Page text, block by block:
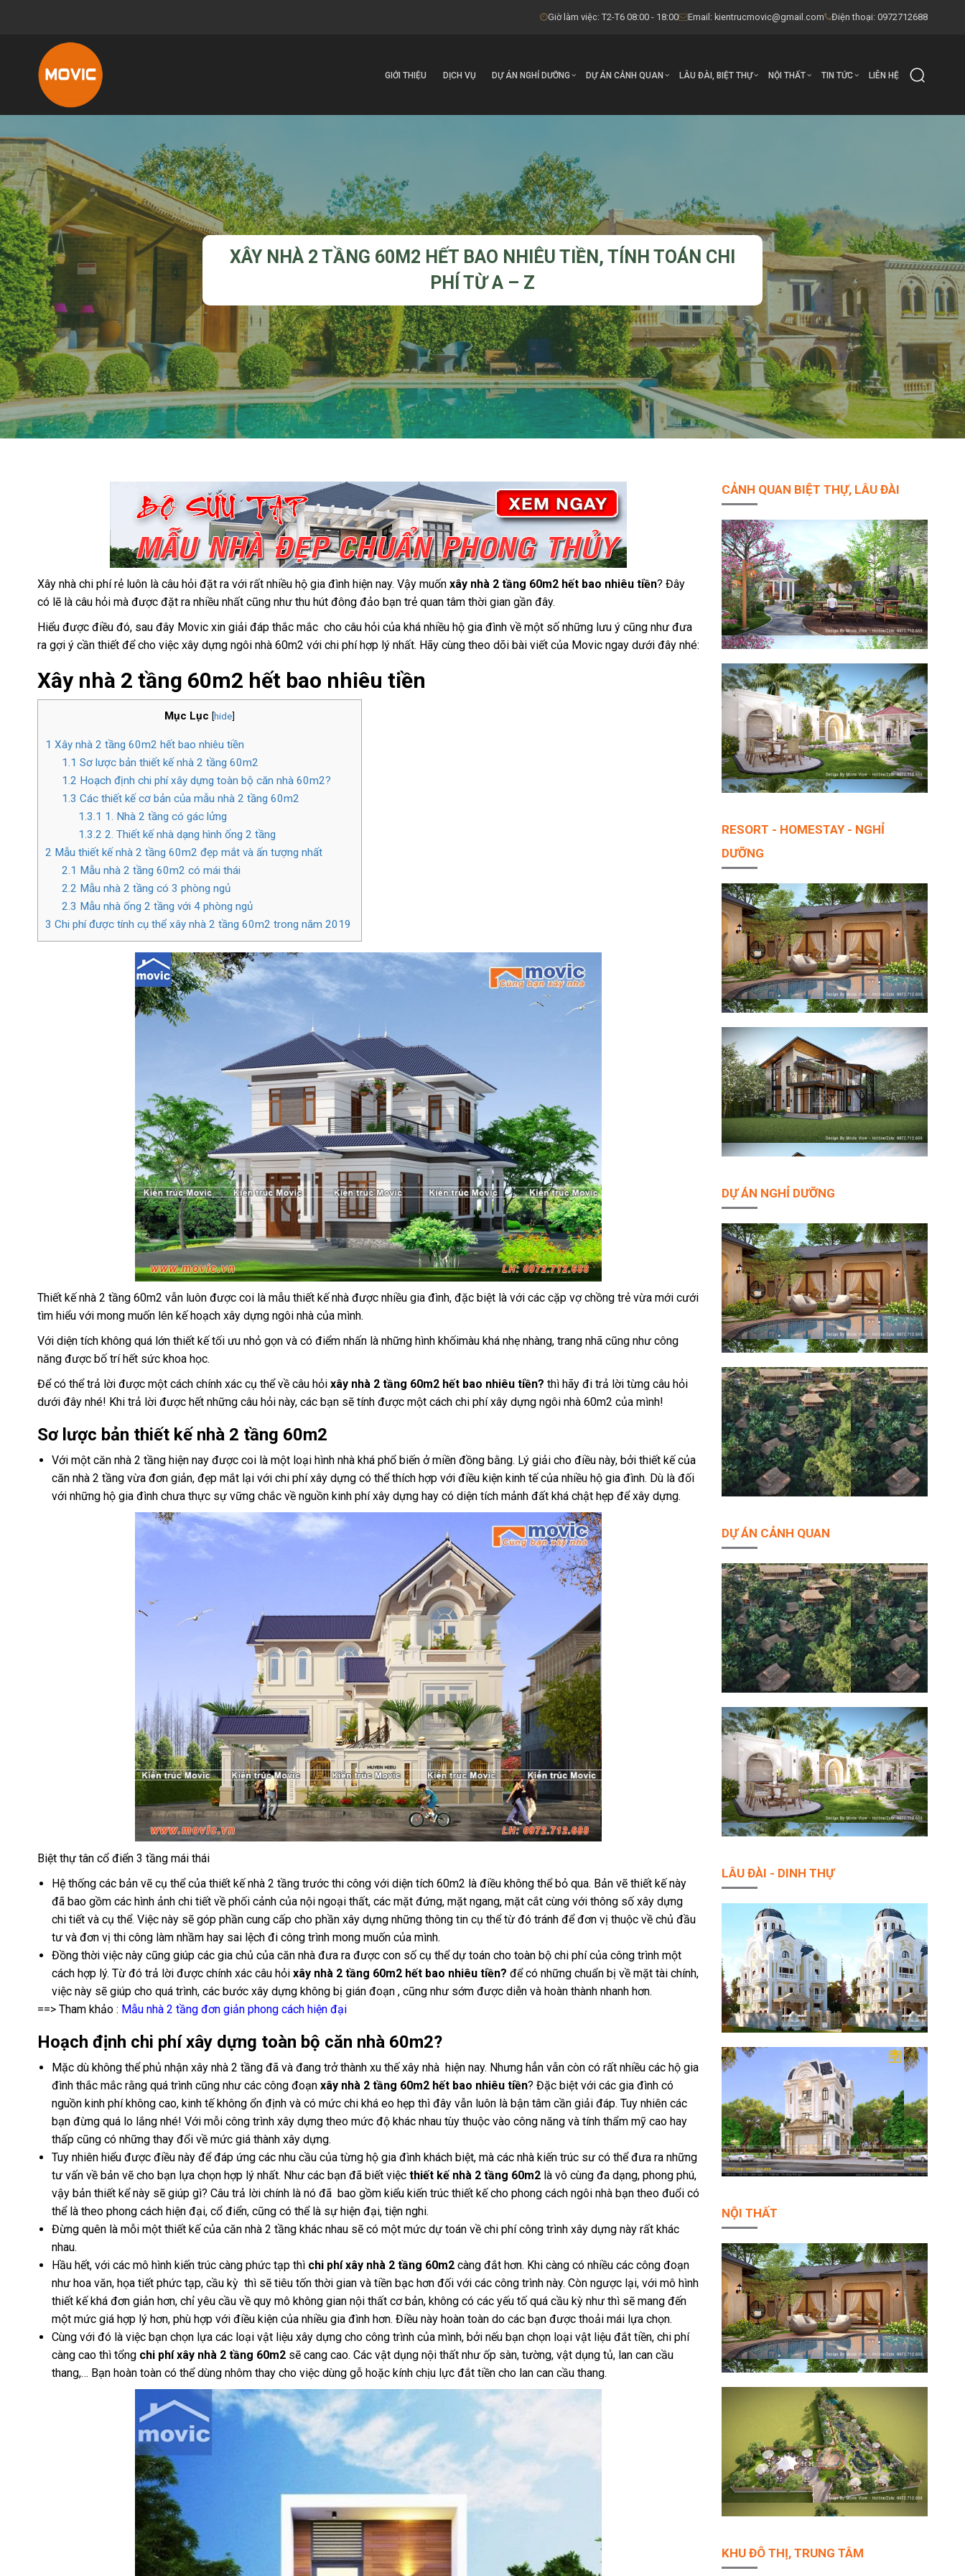
Giờ làm việc: T2-T6 08:00 - 18:00 Email: kientrucmovic@gmail.com Điện thoại: 0972712688
GIỚI THIỆU DỊCH VỤ DỰ ÁN NGHỈ DƯỠNG DỰ ÁN CẢNH QUAN LÂU ĐÀI, BIỆT THỰ NỘI THẤT TIN TỨC LIÊN HỆ
XÂY NHÀ 2 TẦNG 60M2 HẾT BAO NHIÊU TIỀN, TÍNH TOÁN CHI
PHÍ TỪ A – Z
Xây nhà chi phí rẻ luôn là câu hỏi đặt ra với rất nhiều hộ gia đình hiện nay. Vậy muốn xây nhà 2 tầng 60m2 hết bao nhiêu tiền? Đây
có lẽ là câu hỏi mà được đặt ra nhiều nhất cũng như thu hút đông đảo bạn trẻ quan tâm thời gian gần đây.
Hiểu được điều đó, sau đây Movic xin giải đáp thắc mắc cho câu hỏi của khá nhiều hộ gia đình về một số những lưu ý cũng như đưa
ra gợi ý cần thiết để cho việc xây dựng ngôi nhà 60m2 với chi phí hợp lý nhất. Hãy cùng theo dõi bài viết của Movic ngay dưới đây nhé:
Xây nhà 2 tầng 60m2 hết bao nhiêu tiền
Mục Lục [hide]
1 Xây nhà 2 tầng 60m2 hết bao nhiêu tiền
1.1 Sơ lược bản thiết kế nhà 2 tầng 60m2
1.2 Hoạch định chi phí xây dựng toàn bộ căn nhà 60m2?
1.3 Các thiết kế cơ bản của mẫu nhà 2 tầng 60m2
1.3.1 1. Nhà 2 tầng có gác lửng
1.3.2 2. Thiết kế nhà dạng hình ống 2 tầng
2 Mẫu thiết kế nhà 2 tầng 60m2 đẹp mắt và ấn tượng nhất
2.1 Mẫu nhà 2 tầng 60m2 có mái thái
2.2 Mẫu nhà 2 tầng có 3 phòng ngủ
2.3 Mẫu nhà ống 2 tầng với 4 phòng ngủ
3 Chi phí được tính cụ thể xây nhà 2 tầng 60m2 trong năm 2019
Thiết kế nhà 2 tầng 60m2 vẫn luôn được coi là mẫu thiết kế nhà được nhiều gia đình, đặc biệt là với các cặp vợ chồng trẻ vừa mới cưới
tìm hiểu với mong muốn lên kế hoạch xây dựng ngôi nhà của mình.
Với diện tích không quá lớn thiết kế tối ưu nhỏ gọn và có điểm nhấn là những hình khốimàu khá nhẹ nhàng, trang nhã cũng như công
năng được bố trí hết sức khoa học.
Để có thể trả lời được một cách chính xác cụ thể về câu hỏi xây nhà 2 tầng 60m2 hết bao nhiêu tiền? thì hãy đi trả lời từng câu hỏi
dưới đây nhé! Khi trả lời được hết những câu hỏi này, các bạn sẽ tính được một cách chi phí xây dựng ngôi nhà 60m2 của mình!
Sơ lược bản thiết kế nhà 2 tầng 60m2
Với một căn nhà 2 tầng hiện nay được coi là một loại hình nhà khá phổ biến ở miền đồng bằng. Lý giải cho điều này, bởi thiết kế của
căn nhà 2 tầng vừa đơn giản, đẹp mắt lại với chi phí xây dựng có thể thích hợp với điều kiện kinh tế của nhiều hộ gia đình. Dù là đối
với những hộ gia đình chưa thực sự vững chắc về nguồn kinh phí xây dựng hay có diện tích mảnh đất khá chật hẹp để xây dựng.
Biệt thự tân cổ điển 3 tầng mái thái
Hệ thống các bản vẽ cụ thể của thiết kế nhà 2 tầng trước thi công với diện tích 60m2 là điều không thể bỏ qua. Bản vẽ thiết kế này
đã bao gồm các hình ảnh chi tiết về phối cảnh của nội ngoại thất, các mặt đứng, mặt ngang, mặt cắt cùng với thông số xây dựng
chi tiết và cụ thể. Việc này sẽ góp phần cung cấp cho phần xây dựng những thông tin cụ thể từ đó tránh để đơn vị thuộc về chủ đầu
tư và đơn vị thi công làm nhầm hay sai lệch đi công trình mong muốn của mình.
Đồng thời việc này cũng giúp các gia chủ của căn nhà đưa ra được con số cụ thể dự toán cho toàn bộ chi phí của công trình một
cách hợp lý. Từ đó trả lời được chính xác câu hỏi xây nhà 2 tầng 60m2 hết bao nhiêu tiền? để có những chuẩn bị về mặt tài chính,
việc này sẽ giúp cho quá trình, các bước xây dựng không bị gián đoạn , cũng như sớm được diễn và hoàn thành nhanh hơn.
==> Tham khảo : Mẫu nhà 2 tầng đơn giản phong cách hiện đại
Hoạch định chi phí xây dựng toàn bộ căn nhà 60m2?
Mặc dù không thể phủ nhận xây nhà 2 tầng đã và đang trở thành xu thế xây nhà hiện nay. Nhưng hẳn vẫn còn có rất nhiều các hộ gia
đình thắc mắc rằng quá trình cũng như các công đoạn xây nhà 2 tầng 60m2 hết bao nhiêu tiền? Đặc biệt với các gia đình có
nguồn kinh phí không cao, kinh tế không ổn định và có mức chi khá eo hẹp thì đây vẫn luôn là bận tâm cần giải đáp. Tuy nhiên các
bạn đừng quá lo lắng nhé! Với mỗi công trình xây dựng theo mức độ khác nhau tùy thuộc vào công năng và tính thẩm mỹ cao hay
thấp cũng có những thay đổi về mức giá thành xây dựng.
Tuy nhiên hiểu được điều này để đáp ứng các nhu cầu của từng hộ gia đình khách biệt, mà các nhà kiến trúc sư có thể đưa ra những
tư vấn về bản vẽ cho bạn lựa chọn hợp lý nhất. Như các bạn đã biết việc thiết kế nhà 2 tầng 60m2 là vô cùng đa dạng, phong phú,
vậy bản thiết kể này sẽ giúp gì? Câu trả lời chính là nó đã bao gồm kiểu kiến trúc thiết kế cho phong cách ngôi nhà bạn theo đuổi có
thể là theo phong cách hiện đại, cổ điển, cũng có thể là sự hiện đại, tiện nghi.
Đừng quên là mỗi một thiết kế của căn nhà 2 tầng khác nhau sẽ có một mức dự toán về chi phí công trình xây dựng này rất khác
nhau.
Hầu hết, với các mô hình kiến trúc càng phức tạp thì chi phí xây nhà 2 tầng 60m2 càng đắt hơn. Khi càng có nhiều các công đoạn
như hoa văn, họa tiết phức tạp, cầu kỳ thì sẽ tiêu tốn thời gian và tiền bạc hơn đối với các công trình này. Còn ngược lại, với mô hình
thiết kế khá đơn giản hơn, chỉ yêu cầu về quy mô không gian nội thất cơ bản, không có các yếu tố quá cầu kỳ như thì sẽ mang đến
một mức giá hợp lý hơn, phù hợp với điều kiện của nhiều gia đình hơn. Điều này hoàn toàn do các bạn được thoải mái lựa chọn.
Cùng với đó là việc bạn chọn lựa các loại vật liệu xây dựng cho công trình của mình, bởi nếu bạn chọn loại vật liệu đắt tiền, chi phí
càng cao thì tổng chi phí xây nhà 2 tầng 60m2 sẽ cang cao. Các vật dụng nội thất như ốp sàn, tường, vật dụng tủ, lan can cầu
thang,… Bạn hoàn toàn có thể dùng nhôm thay cho việc dùng gỗ hoặc kính chịu lực đắt tiền cho lan can cầu thang.
CẢNH QUAN BIỆT THỰ, LÂU ĐÀI
RESORT - HOMESTAY - NGHỈ
DƯỠNG
DỰ ÁN NGHỈ DƯỠNG
DỰ ÁN CẢNH QUAN
LÂU ĐÀI - DINH THỰ
NỘI THẤT
KHU ĐÔ THỊ, TRUNG TÂM